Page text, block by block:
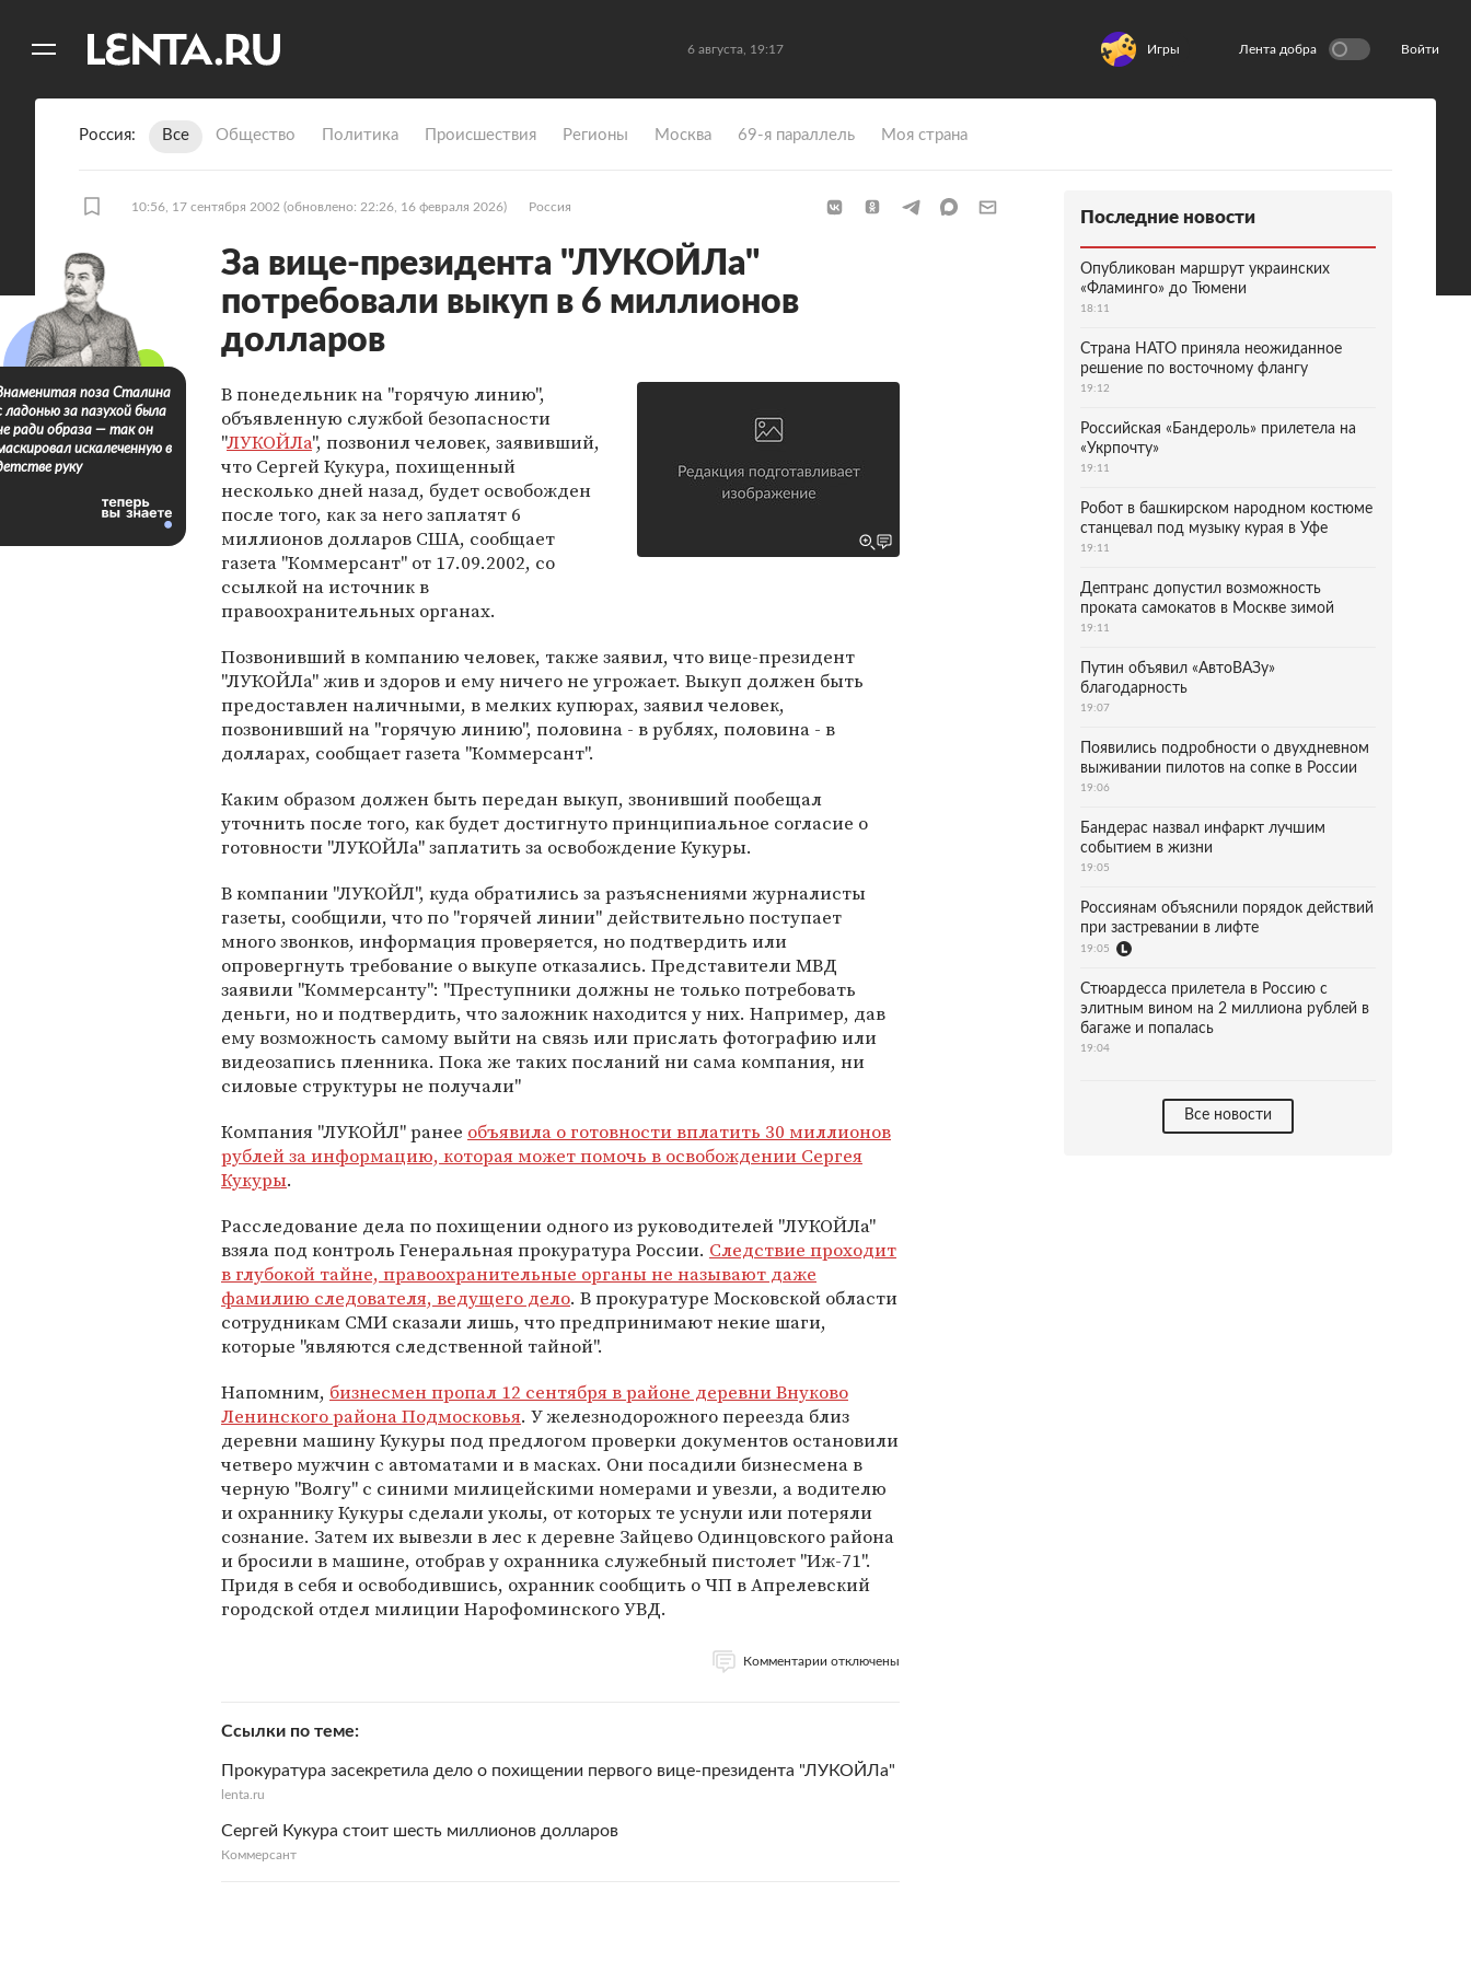
6 августа, 19:17 Игры Лента добра Войти
Россия Все Общество Политика Происшествия Регионы Москва 69-я параллель Моя страна
10:56, 17 сентября 2002 (обновлено: 22:26, 16 февраля 2026) Россия
За вице-президента "ЛУКОЙЛа"
потребовали выкуп в 6 миллионов
долларов
В понедельник на "горячую линию",
объявленную службой безопасности
"ЛУКОЙЛа", позвонил человек, заявивший,
что Сергей Кукура, похищенный
несколько дней назад, будет освобожден
после того, как за него заплатят 6
миллионов долларов США, сообщает
газета "Коммерсант" от 17.09.2002, со
ссылкой на источник в
правоохранительных органах.
Позвонивший в компанию человек, также заявил, что вице-президент
"ЛУКОЙЛа" жив и здоров и ему ничего не угрожает. Выкуп должен быть
предоставлен наличными, в мелких купюрах, заявил человек,
позвонивший на "горячую линию", половина - в рублях, половина - в
долларах, сообщает газета "Коммерсант".
Каким образом должен быть передан выкуп, звонивший пообещал
уточнить после того, как будет достигнуто принципиальное согласие о
готовности "ЛУКОЙЛа" заплатить за освобождение Кукуры.
В компании "ЛУКОЙЛ", куда обратились за разъяснениями журналисты
газеты, сообщили, что по "горячей линии" действительно поступает
много звонков, информация проверяется, но подтвердить или
опровергнуть требование о выкупе отказались. Представители МВД
заявили "Коммерсанту": "Преступники должны не только потребовать
деньги, но и подтвердить, что заложник находится у них. Например, дав
ему возможность самому выйти на связь или прислать фотографию или
видеозапись пленника. Пока же таких посланий ни сама компания, ни
силовые структуры не получали"
Компания "ЛУКОЙЛ" ранее объявила о готовности вплатить 30 миллионов
рублей за информацию, которая может помочь в освобождении Сергея
Кукуры.
Расследование дела по похищении одного из руководителей "ЛУКОЙЛа"
взяла под контроль Генеральная прокуратура России. Следствие проходит
в глубокой тайне, правоохранительные органы не называют даже
фамилию следователя, ведущего дело. В прокуратуре Московской области
сотрудникам СМИ сказали лишь, что предпринимают некие шаги,
которые "являются следственной тайной".
Напомним, бизнесмен пропал 12 сентября в районе деревни Внуково
Ленинского района Подмосковья. У железнодорожного переезда близ
деревни машину Кукуры под предлогом проверки документов остановили
четверо мужчин с автоматами и в масках. Они посадили бизнесмена в
черную "Волгу" с синими милицейскими номерами и увезли, а водителю
и охраннику Кукуры сделали уколы, от которых те уснули или потеряли
сознание. Затем их вывезли в лес к деревне Зайцево Одинцовского района
и бросили в машине, отобрав у охранника служебный пистолет "Иж-71".
Придя в себя и освободившись, охранник сообщить о ЧП в Апрелевский
городской отдел милиции Нарофоминского УВД.
Комментарии отключены
Ссылки по теме
Прокуратура засекретила дело о похищении первого вице-президента "ЛУКОЙЛа"
lenta.ru
Сергей Кукура стоит шесть миллионов долларов
Коммерсант
поза Сталина
ладонью за пазухой была
ради образа — так он
искалеченную в
руку
Последние новости
Опубликован маршрут украинских
«Фламинго» до Тюмени
18:11
Страна НАТО приняла неожиданное
решение по восточному флангу
19:12
Российская «Бандероль» прилетела на
«Укрпочту»
19:11
Робот в башкирском народном костюме
станцевал под музыку курая в Уфе
19:11
Дептранс допустил возможность
проката самокатов в Москве зимой
19:11
Путин объявил «АвтоВАЗу»
благодарность
19:07
Появились подробности о двухдневном
выживании пилотов на сопке в России
19:06
Бандерас назвал инфаркт лучшим
событием в жизни
19:05
Россиянам объяснили порядок действий
при застревании в лифте
19:05
Стюардесса прилетела в Россию с
элитным вином на 2 миллиона рублей в
багаже и попалась
19:04
Все новости